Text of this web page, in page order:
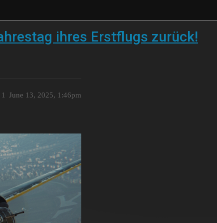
ihres Erstflugs zurück!
June 13, 2025, 1:46pm
1